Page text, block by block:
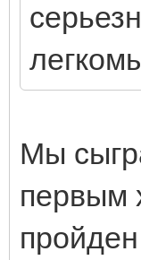
Мы
первым
пройден